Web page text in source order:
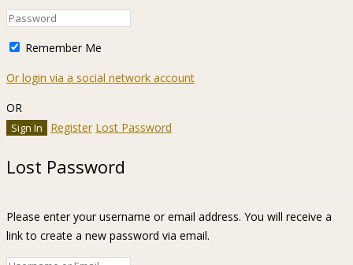
Remember Me
Or login via a social network account
OR
Register Lost Password
Lost Password
Please enter your username or email address. You will receive a
link to create a new password via email.